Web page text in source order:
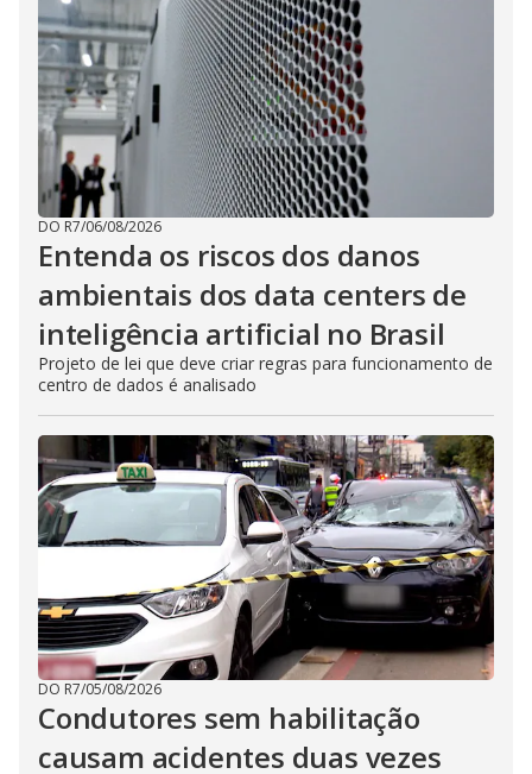
DO R7/06/08/2026
Entenda os riscos dos danos
ambientais dos data centers de
inteligência artificial no Brasil
Projeto de lei que deve criar regras para funcionamento de
centro de dados é analisado
DO R7/05/08/2026
Condutores sem habilitação
causam acidentes duas vezes